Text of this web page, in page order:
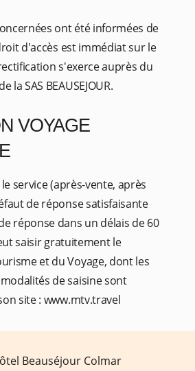
ont été informées de
d'accès est immédiat sur le
s'exerce auprès du
la SAS BEAUSEJOUR.
VOYAGE
service (après-vente, après
de réponse satisfaisante
réponse dans un délais de 60
saisir gratuitement le
et du Voyage, dont les
de saisine sont
site : www.mtv.travel
Beauséjour Colmar